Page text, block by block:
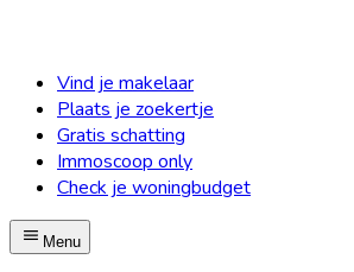
Vind je makelaar
Plaats je zoekertje
Gratis schatting
Immoscoop only
Check je woningbudget
Menu